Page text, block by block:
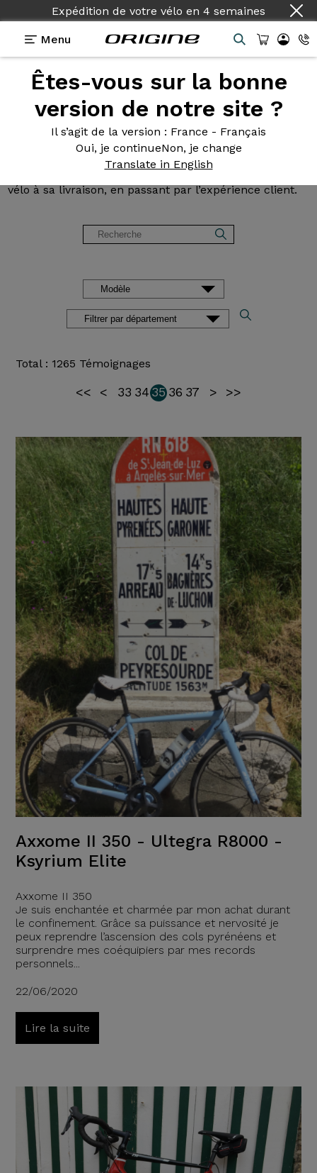
Expédition de votre vélo en 4 semaines
Pays : Français
Menu
Êtes-vous sur la bonne
version de notre site ?
Il s’agit de la version : France - Français
Oui, je continueNon, je change
Translate in English
Avis ettémoignages des
clients Origine
Lisez les avis sur nos vélos de Route, Gravel, VTT et
vélo à sa livraison, en passant par l’expérience client.
Total : 1265 Témoignages
<< < 33 3435 36 37 > >>
Axxome II 350 - Ultegra R8000 -
Ksyrium Elite
Axxome II 350
Je suis enchantée et charmée par mon achat durant
le confinement. Grâce sa puissance et nervosité je
peux reprendre l’ascension des cols pyrénéens et
surprendre mes coéquipiers par mes records
personnels...
22/06/2020
Lire la suite